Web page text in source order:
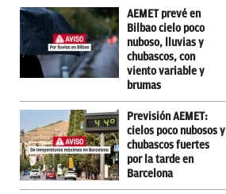
AEMET prevé en
Bilbao cielo poco
nuboso, lluvias y
chubascos, con
viento variable y
brumas
Previsión AEMET:
cielos poco nubosos y
chubascos fuertes
por la tarde en
Barcelona